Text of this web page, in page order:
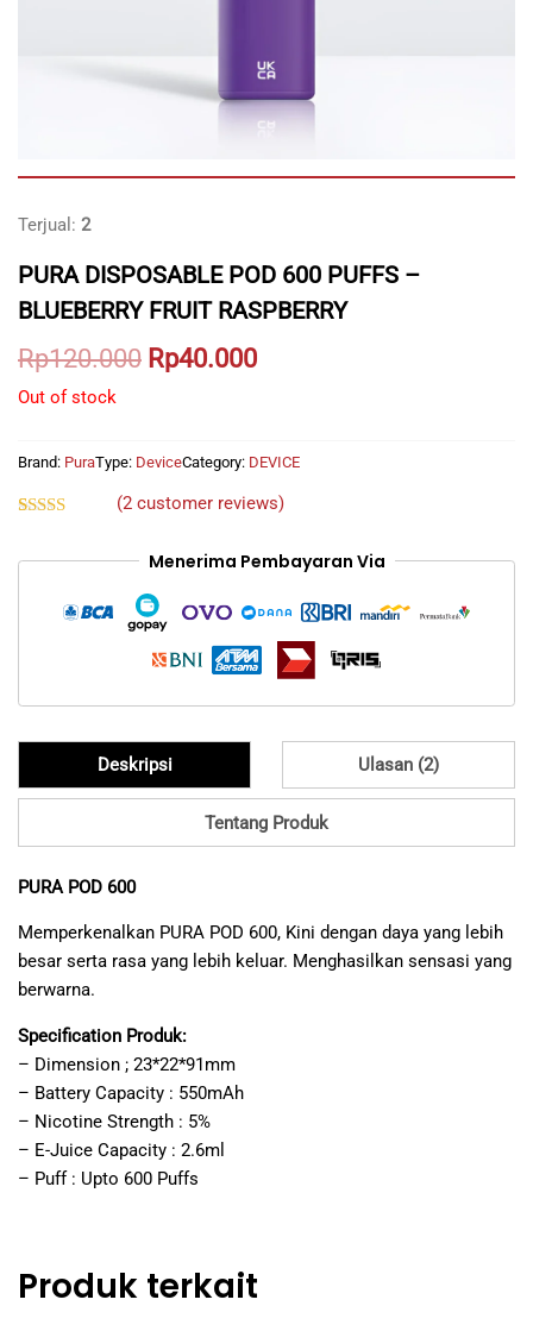
Terjual: 2
PURA DISPOSABLE POD 600 PUFFS –
BLUEBERRY FRUIT RASPBERRY
Rp120.000 Original
Rp120.000.
Rp40.000Current
Rp40.000.
Out of stock
Brand: PuraType: DeviceCategory: DEVICE
based on
(2customer reviews)
Menerima Pembayaran Via
Deskripsi Ulasan (2)
Tentang Produk
PURA POD 600
Memperkenalkan PURA POD 600, Kini dengan daya yang lebih
besar serta rasa yang lebih keluar. Menghasilkan sensasi yang
berwarna.
Specification Produk:
– Dimension ; 23*22*91mm
– Battery Capacity : 550mAh
– Nicotine Strength : 5%
– E-Juice Capacity : 2.6ml
– Puff : Upto 600 Puffs
Produk terkait